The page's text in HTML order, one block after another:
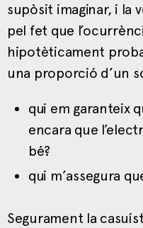
supòsit imaginar, i la
pel fet que
hipotèticament
una proporció d’un
qui em garanteix
encara que
bé?
qui m’assegura
Segurament la